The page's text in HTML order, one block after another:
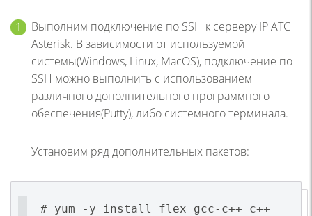
Выполним подключение по SSH к серверу IP АТС
Asterisk. В зависимости от используемой
системы(Windows, Linux, MacOS), подключение по
SSH можно выполнить с использованием
различного дополнительного программного
обеспечения(Putty), либо системного терминала.
Установим ряд дополнительных пакетов:
# yum -y install flex gcc-c++ с++